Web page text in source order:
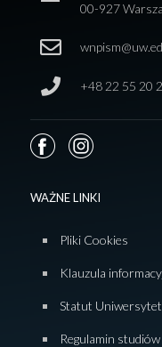
00-927
+48 22 55 20
WAŻNE LINKI
Pliki Cookies
Klauzula
Statut
Regulamin